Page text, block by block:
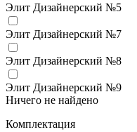
Элит Дизайнерский №5
Элит Дизайнерский №7
Элит Дизайнерский №8
Элит Дизайнерский №9
Ничего не найдено
Комплектация